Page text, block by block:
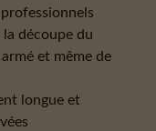
découpe du
et même de
longue et